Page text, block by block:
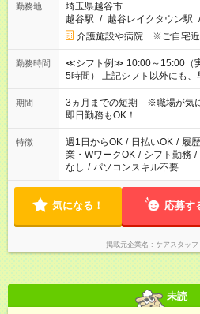
勤務地
埼玉県越谷市
越谷駅 / 越谷レイクタウン駅
介護施設や病院 ※ご自宅近
勤務時間
≪シフト例≫ 10:00～15:00（
5時間） 上記シフト以外にも、早朝や深夜など希望の時間帯お聞
かせください！ 事前に担当か
心ください！
期間
3ヵ月までの短期 ※職場が気
即日勤務もOK！
特徴 週1日からOK / 日払いOK / 履
業・WワークOK / シフト勤務 /
なし / パソコンスキル不要
気になる！ 応募す
掲載元企業名 ケアスタッフ
未読